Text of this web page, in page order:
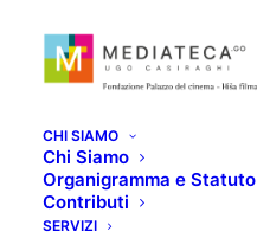
CHI SIAMO
Chi Siamo
Organigramma e Statuto
Contributi
SERVIZI